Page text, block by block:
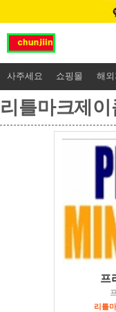
사주세요 쇼핑몰 해외
리틀마크제이
프
리틀